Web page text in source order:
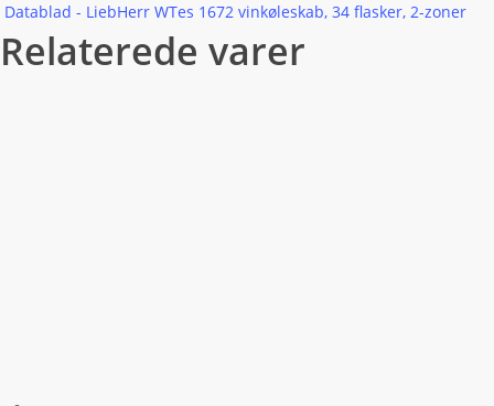
Datablad - LiebHerr WTes 1672 vinkøleskab, 34 flasker, 2-zoner
Relaterede varer